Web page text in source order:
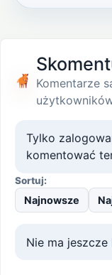
Komentarze
Tylko
komentować
Sortuj:
Najnowsze
Nie ma jeszcze